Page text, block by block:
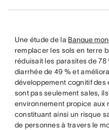
Une étude de la Banque
remplacer les sols en terre
réduisait les parasites de
diarrhée de 49 % et
développement cognitif des
sont pas seulement sales,
environnement propice aux
constituant ainsi un risque
de personnes à travers le